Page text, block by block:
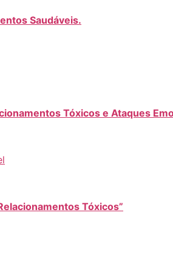
Saudáveis.
Tóxicos e Ataques
Tóxicos”